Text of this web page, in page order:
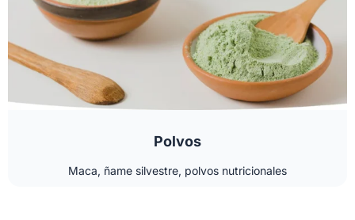
Polvos
Maca, ñame silvestre, polvos nutricionales